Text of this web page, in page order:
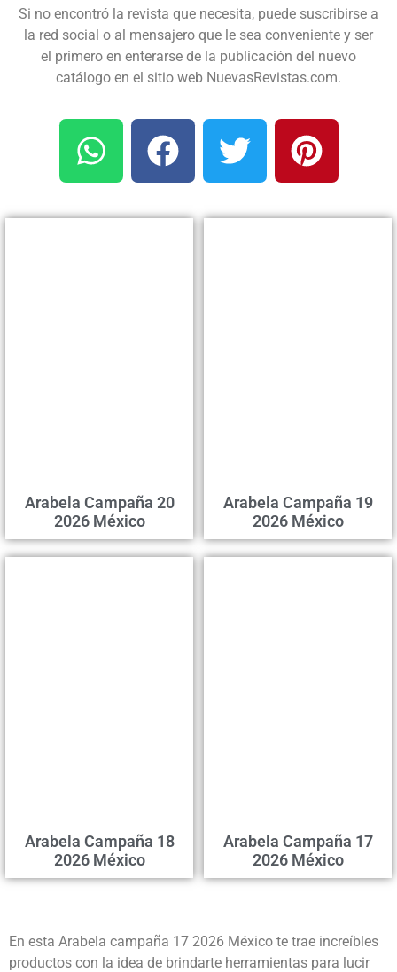
Si no encontró la revista que necesita, puede suscribirse a
la red social o al mensajero que le sea conveniente y ser
el primero en enterarse de la publicación del nuevo
catálogo en el sitio web NuevasRevistas.com.
Arabela Campaña 20
2026 México
Arabela Campaña 19
2026 México
Arabela Campaña 18
2026 México
Arabela Campaña 17
2026 México
En esta Arabela campaña 17 2026 México te trae increíbles
productos con la idea de brindarte herramientas para lucir